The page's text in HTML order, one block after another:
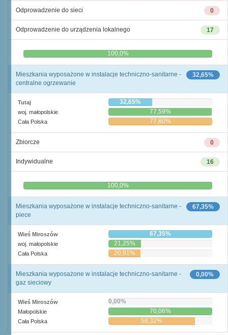
0
Odprowadzenie do sieci
17
Odprowadzenie do urządzenia lokalnego
0,0% 100,0%
32,65%
Mieszkania wyposażone w instalacje techniczno-sanitarne -
centralne ogrzewanie
Tutaj 32,65%
woj. małopolskie 77,59%
Cała Polska 77,80%
0
Zbiorcze
16
Indywidualne
0,0% 100,0%
67,35%
Mieszkania wyposażone w instalacje techniczno-sanitarne -
piece
Wieś Miroszów 67,35%
woj. małopolskie 21,25%
Cała Polska 20,91%
0,00%
Mieszkania wyposażone w instalacje techniczno-sanitarne -
gaz sieciowy
Wieś Miroszów 0,00%
Małopolskie 70,06%
Cała Polska 58,32%